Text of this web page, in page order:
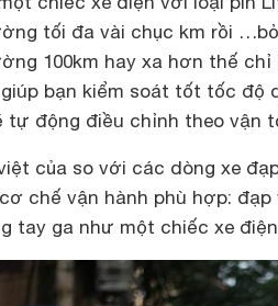
tối đa vài chục km rồi
100km hay xa hơn thế
bạn kiểm soát tốt tốc độ
động điều chỉnh theo vận
của so với các dòng xe
chế vận hành phù hợp:
tay ga như một chiếc xe